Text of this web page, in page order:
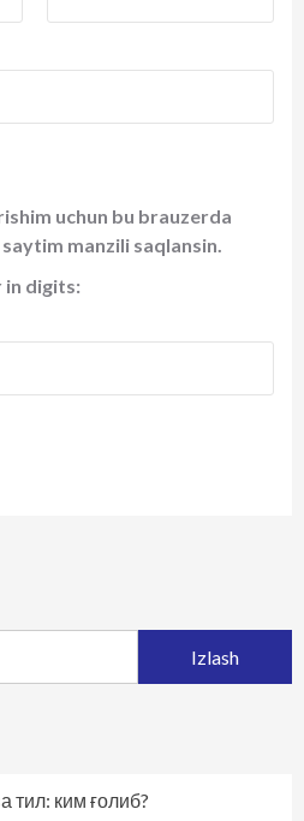
uchun bu brauzerda
manzili saqlansin.
in digits:
тил: ким ғолиб?